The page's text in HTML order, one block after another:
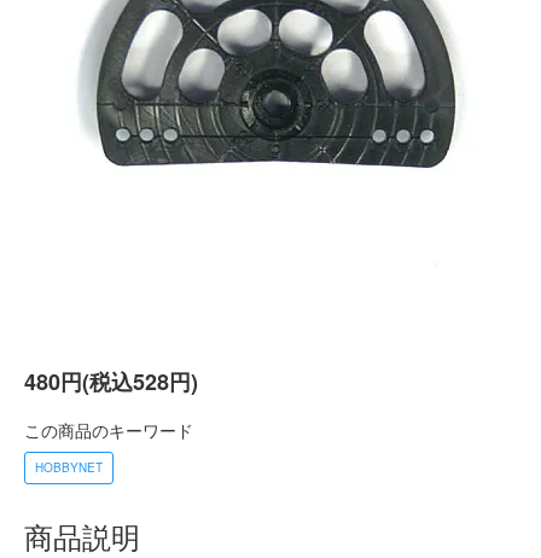
480円(税込528円)
この商品のキーワード
HOBBYNET
商品説明